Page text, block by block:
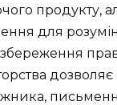
продукту,
для